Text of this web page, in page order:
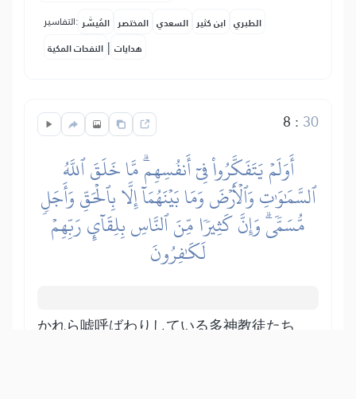
التفاسير: المُيسَّر المختصر السعدي ابن كثير الطبري
النفحات المكية | هدايات
8 : 30
أَوَلَمۡ يَتَفَكَّرُواْ فِيٓ أَنفُسِهِمۗ مَّا خَلَقَ ٱللَّهُ
ٱلسَّمَٰوَٰتِ وَٱلۡأَرۡضَ وَمَا بَيۡنَهُمَآ إِلَّا بِٱلۡحَقِّ وَأَجَلٖ
مُّسَمّٗىۗ وَإِنَّ كَثِيرٗا مِّنَ ٱلنَّاسِ بِلِقَآيِٕ رَبِّهِمۡ
لَكَٰفِرُونَ
かれら嘘呼ばわりしている多神教徒たち